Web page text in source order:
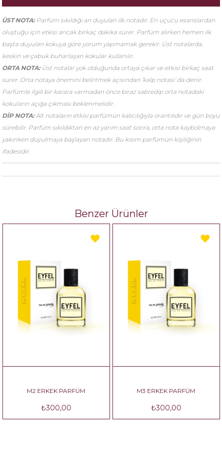
ÜST NOTA:Parfüm sıkıldığı an duyulan ilk notadır. En uçucu esanslardan
oluştuğu için etkisi ancak birkaç dakika sürer. Parfüm alırken hemen ilk
başta duyulan kokuya göre yorum yapmamak gerekir. Üst notalarda,
keskin ve çabuk buharlaşan kokular kullanılır.
ORTA NOTA: Üst notalar yok olduğunda ortaya çıkar ve etkisi birkaç saat
sürer. Orta notaya önemini belirtmek açısından ‘kalp notası’ da denir.
Parfümle ilgili bir karara varmadan önce biraz sabredip orta notadaki
kokuların açığa çıkması beklenmelidir.
DİP NOTA:Alt notaların etkisi parfümün kalıcılığıyla orantılıdır ve gün boyu
sürebilir. Parfüm sıkıldıktan en az yarım saat sonra, orta nota kaybolmaya
yakınken duyulmaya başlayan notadır. Bu kısım parfümün kişiliğinin
ifadesidir.
Benzer Ürünler
M2 ERKEK PARFÜM
₺300,00
M3 ERKEK PARFÜM
₺300,00